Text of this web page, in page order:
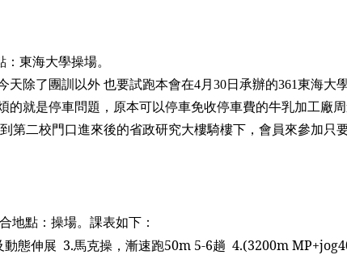
東海大學操場。
天除了團訓以外也要試跑本會在4月 30日承辦的361東海大
的就是停車問題，原本可以停車免收停車費的牛乳加工廠
到第二校門口進來後的省政研究大樓騎樓下，會員來參加
地點：操場。課表如下：
動態伸展 3.馬克操， 漸速跑50m 5-6趟 4.(3200m